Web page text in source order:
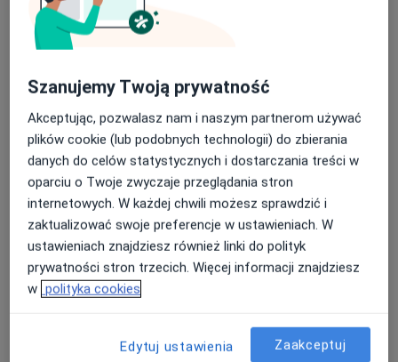
z drużyną OIL Gdańsk (Okręgowa Izba Lekarska w
Gdańsku) na Igrzyskach Zawodów Medycznych
Konsultacja ortopedyczna + USG
Od 400 zł Szczegóły
Leczenie cieśni kanału nadgarstka
(hydrodekompresja/hydrodysekcja)
1 200 zł Szczegóły
Konsultacja ortopedyczna -
kończyna górna
Od 300 zł Szczegóły
Umów wizytę
Konsultacja ortopedyczna -
kończyna dolna
Od 300 zł Szczegóły
Umów wizytę
Szanujemy Twoją prywatność
Akceptując, pozwalasz nam i naszym partnerom używać
plików cookie (lub podobnych technologii) do zbierania
danych do celów statystycznych i dostarczania treści w
oparciu o Twoje zwyczaje przeglądania stron
internetowych. W każdej chwili możesz sprawdzić i
zaktualizować swoje preferencje w ustawieniach. W
ustawieniach znajdziesz również linki do polityk
prywatności stron trzecich. Więcej informacji znajdziesz
w polityka cookies
Edytuj ustawienia Zaakceptuj